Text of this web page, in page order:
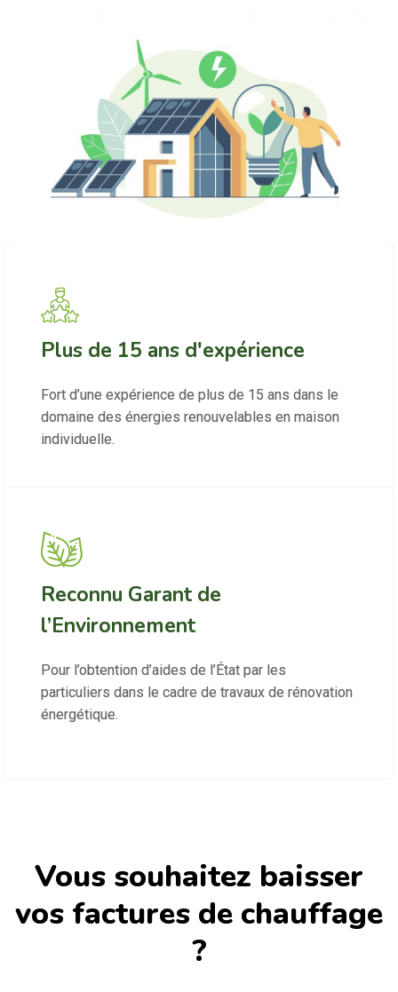
Plus de 15 ans d'expérience
Fort d’une expérience de plus de 15 ans dans le
domaine des énergies renouvelables en maison
individuelle.
Reconnu Garant de
l’Environnement
Pour l’obtention d’aides de l’État par les
particuliers dans le cadre de travaux de rénovation
énergétique.
Vous souhaitez baisser
vos factures de chauffage
?